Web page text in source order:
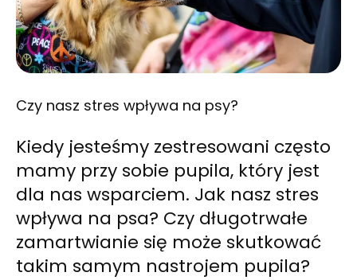
Czy nasz stres wpływa na psy?
Kiedy jesteśmy zestresowani często
mamy przy sobie pupila, który jest
dla nas wsparciem. Jak nasz stres
wpływa na psa? Czy długotrwałe
zamartwianie się może skutkować
takim samym nastrojem pupila?